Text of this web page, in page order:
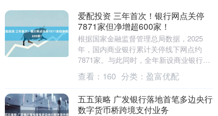
爱配投资 三年首次！银行网点关停
7871家但净增超600家！
根据国家金融监督管理总局数据，2025
年，国内商业银行累计关停线下网点约
7871家。与此同时，全年新设商业银行线
下网点数量达8494家。虽然关停网点数量
巨大，但....
查看： 160 分类： 盈富优配
五五策略 广发银行落地首笔多边央行
数字货币桥跨境支付业务